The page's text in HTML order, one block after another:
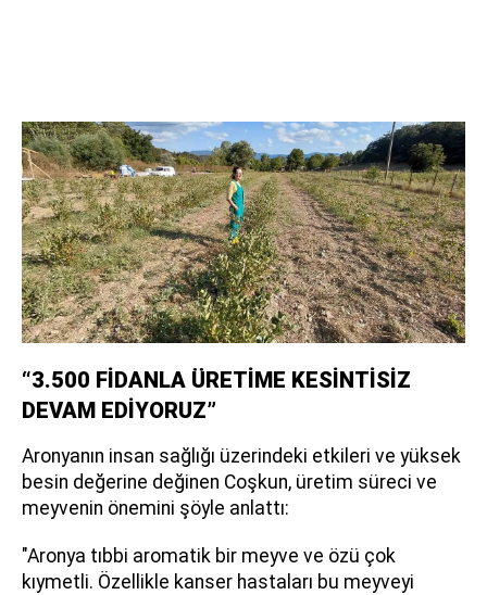
“3.500 FİDANLA ÜRETİME KESİNTİSİZ
DEVAM EDİYORUZ”
Aronyanın insan sağlığı üzerindeki etkileri ve yüksek
besin değerine değinen Coşkun, üretim süreci ve
meyvenin önemini şöyle anlattı:
"Aronya tıbbi aromatik bir meyve ve özü çok
kıymetli. Özellikle kanser hastaları bu meyveyi